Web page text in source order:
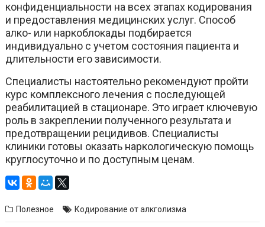
конфиденциальности на всех этапах кодирования
и предоставления медицинских услуг. Способ
алко- или наркоблокады подбирается
индивидуально с учетом состояния пациента и
длительности его зависимости.
Специалисты настоятельно рекомендуют пройти
курс комплексного лечения с последующей
реабилитацией в стационаре. Это играет ключевую
роль в закреплении полученного результата и
предотвращении рецидивов. Специалисты
клиники готовы оказать наркологическую помощь
круглосуточно и по доступным ценам.
Полезное Кодирование от алкголизма